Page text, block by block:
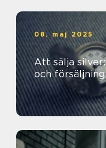
08. maj 2025
Att sälja
och försäljning